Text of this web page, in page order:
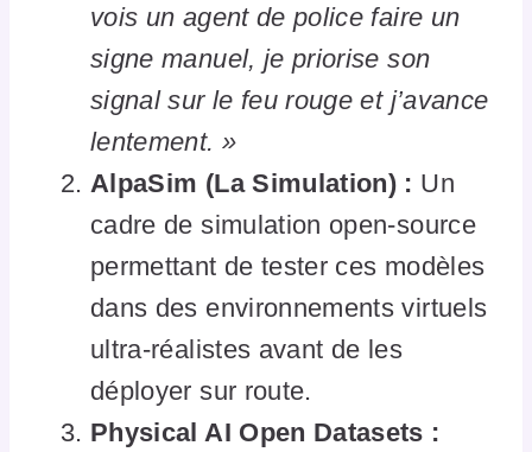
vois un agent de police faire un
signe manuel, je priorise son
signal sur le feu rouge et j’avance
lentement. »
AlpaSim (La Simulation) : Un
cadre de simulation open-source
permettant de tester ces modèles
dans des environnements virtuels
ultra-réalistes avant de les
déployer sur route.
Physical AI Open Datasets :